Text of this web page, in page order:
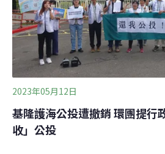
動小組」針對開發案提起基隆護海
出，公民團體已整理出一份「攻略
的錯誤及事實扭曲，交給環委審慎
2023年05月12日
基隆護海公投遭撤銷 環團提行
收」公投